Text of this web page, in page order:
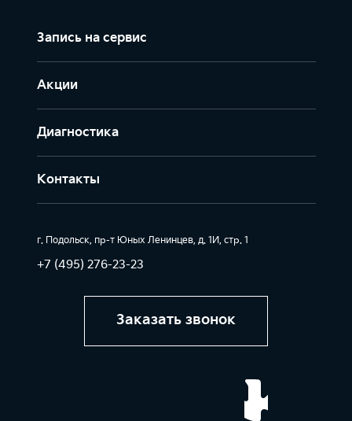
Запись на сервис
Акции
Диагностика
Контакты
г. Подольск, пр-т Юных Ленинцев, д. 1И, стр. 1
+7 (495) 276-23-23
Заказать звонок